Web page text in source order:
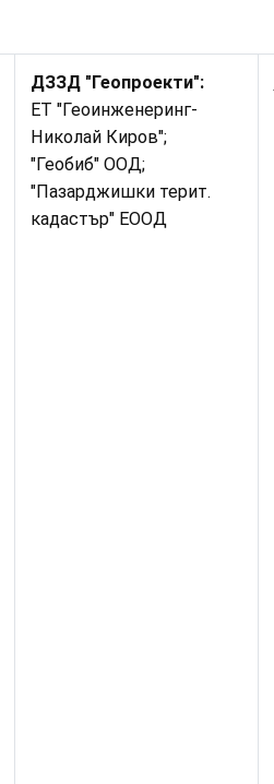
ДЗЗД "Геопроекти":
ЕТ "Геоинженеринг-
Николай Киров";
"Геобиб" ООД;
"Пазарджишки терит.
кадастър" ЕООД